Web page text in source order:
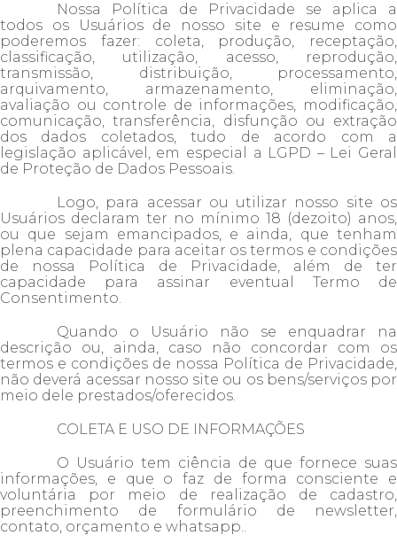
Nossa Política de Privacidade se aplica a
todos os Usuários de nosso site e resume como
poderemos fazer: coleta, produção, receptação,
classificação, utilização, acesso, reprodução,
transmissão, distribuição, processamento,
arquivamento, armazenamento, eliminação,
avaliação ou controle de informações, modificação,
comunicação, transferência, disfunção ou extração
dos dados coletados, tudo de acordo com a
legislação aplicável, em especial a LGPD – Lei Geral
de Proteção de Dados Pessoais.
Logo, para acessar ou utilizar nosso site os
Usuários declaram ter no mínimo 18 (dezoito) anos,
ou que sejam emancipados, e ainda, que tenham
plena capacidade para aceitar os termos e condições
de nossa Política de Privacidade, além de ter
capacidade para assinar eventual Termo de
Consentimento.
Quando o Usuário não se enquadrar na
descrição ou, ainda, caso não concordar com os
termos e condições de nossa Política de Privacidade,
não deverá acessar nosso site ou os bens/serviços por
meio dele prestados/oferecidos.
COLETA E USO DE INFORMAÇÕES
O Usuário tem ciência de que fornece suas
informações, e que o faz de forma consciente e
voluntária por meio de realização de cadastro,
preenchimento de formulário de newsletter,
contato, orçamento e whatsapp..